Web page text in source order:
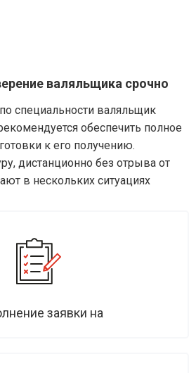
валяльщика срочно
специальности валяльщик
обеспечить полное
к его получению.
дистанционно без отрыва от
в нескольких ситуациях
заявки на